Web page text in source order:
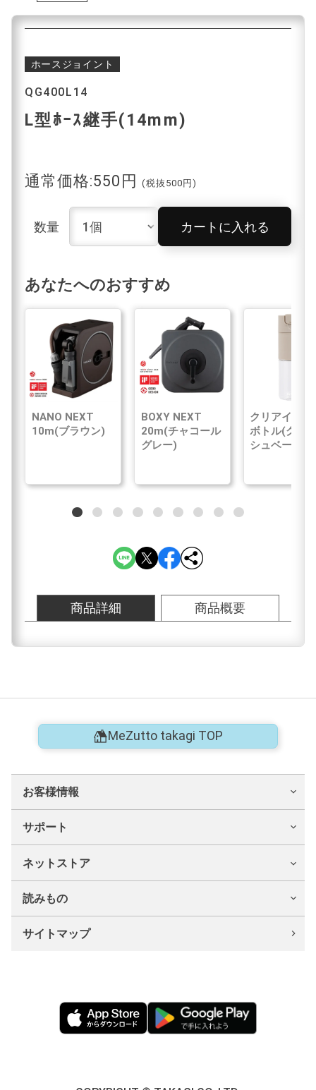
ホースジョイント
QG400L14
L型ﾎｰｽ継手(14mm)
通常価格:550円 (税抜500円)
数量 カートに入れる
あなたへのおすすめ
NANO NEXT
10m(ブラウン)
BOXY NEXT
20m(チャコール
グレー)
クリアイン浄
ボトル(グレ
シュベージ
商品詳細 商品概要
MeZutto takagi TOP
お客様情報
サポート
ネットストア
読みもの
サイトマップ